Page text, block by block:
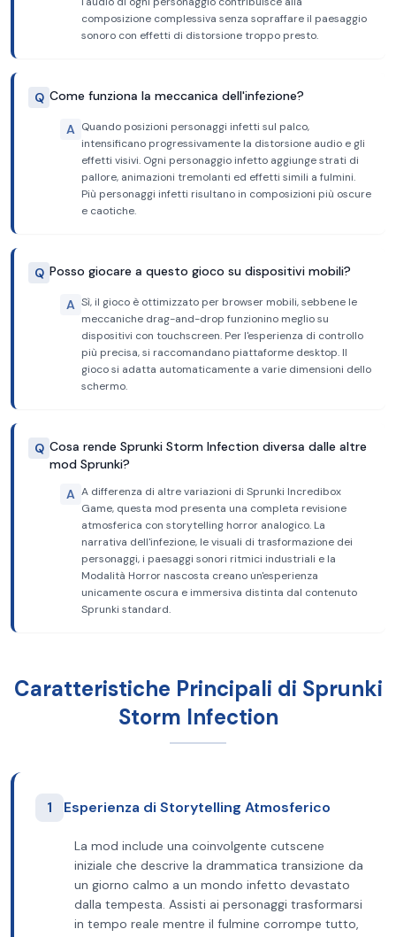
composizione complessiva senza sopraffare il paesaggio
sonoro con effetti di distorsione troppo presto.
Q Come funziona la meccanica dell'infezione?
A Quando posizioni personaggi infetti sul palco,
intensificano progressivamente la distorsione audio e gli
effetti visivi. Ogni personaggio infetto aggiunge strati di
pallore, animazioni tremolanti ed effetti simili a fulmini.
Più personaggi infetti risultano in composizioni più oscure
e caotiche.
Q Posso giocare a questo gioco su dispositivi mobili?
A Sì, il gioco è ottimizzato per browser mobili, sebbene le
meccaniche drag-and-drop funzionino meglio su
dispositivi con touchscreen. Per l'esperienza di controllo
più precisa, si raccomandano piattaforme desktop. Il
gioco si adatta automaticamente a varie dimensioni dello
schermo.
Q Cosa rende Sprunki Storm Infection diversa dalle altre
mod Sprunki?
A A differenza di altre variazioni di Sprunki Incredibox
Game, questa mod presenta una completa revisione
atmosferica con storytelling horror analogico. La
narrativa dell'infezione, le visuali di trasformazione dei
personaggi, i paesaggi sonori ritmici industriali e la
Modalità Horror nascosta creano un'esperienza
unicamente oscura e immersiva distinta dal contenuto
Sprunki standard.
Caratteristiche Principali di Sprunki
Storm Infection
1 Esperienza di Storytelling Atmosferico
La mod include una coinvolgente cutscene
iniziale che descrive la drammatica transizione da
un giorno calmo a un mondo infetto devastato
dalla tempesta. Assisti ai personaggi trasformarsi
in tempo reale mentre il fulmine corrompe tutto,